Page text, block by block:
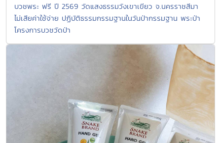
บวชพระ ฟรี ปี 2569 วัดแสงธรรมวังเขาเขียว จ.นครราชสีมา
ไม่เสียค่าใช้จ่าย ปฏิบัติธรรมกรรมฐานในวันป่ากรรมฐาน พระป่า
โครงการบวชวัดป่า